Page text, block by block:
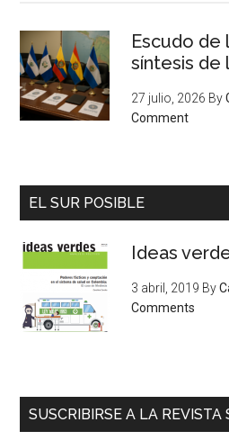
Escudo de
síntesis de
27 julio, 2026 By
Comment
EL SUR POSIBLE
Ideas
3 abril, 2019 By
Comments
SUSCRIBIRSE A LA REVISTA